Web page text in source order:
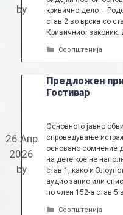
by
кривично дело –
став 2 во врска со
Кривичниот законик.
Categories
Соопштенија
Предложен
Гостивар
26 Апр
2026
by
Основното јавно
спроведување
основано сомнение
на дете кое не
став 1, како и
аудио запис или
по член 152-а став 5
Categories
Соопштенија